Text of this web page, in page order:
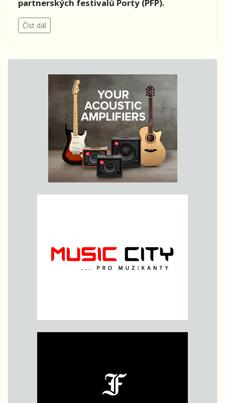
partnerských festivalů Porty (PFP).
Číst dál